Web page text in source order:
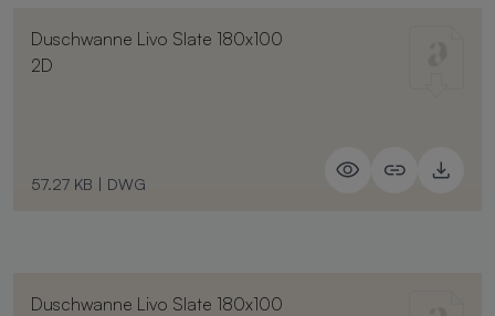
Duschwanne Livo Slate 180x100
2D
57.27 KB | DWG
Duschwanne Livo Slate 180x100